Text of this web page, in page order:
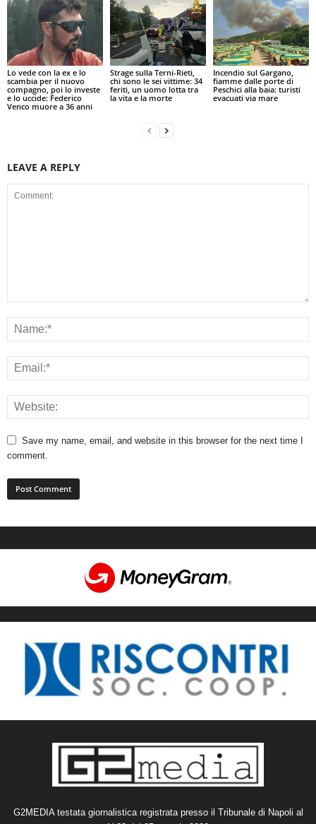
Lo vede con la ex e lo
scambia per il nuovo
compagno, poi lo investe
e lo uccide: Federico
Venco muore a 36 anni
Strage sulla Terni-Rieti,
chi sono le sei vittime: 34
feriti, un uomo lotta tra
la vita e la morte
Incendio sul Gargano,
fiamme dalle porte di
Peschici alla baia: turisti
evacuati via mare
LEAVE A REPLY
Save my name, email, and website in this browser for the next time I
comment.
G2MEDIA testata giornalistica registrata presso il Tribunale di Napoli al